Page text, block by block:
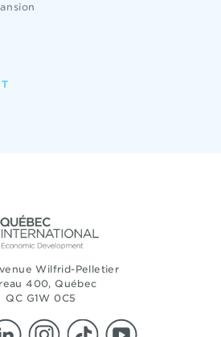
Wilfrid-Pelletier
400, Québec
QC G1W 0C5